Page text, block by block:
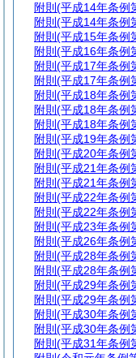
附則 (平成14年条例
附則 (平成14年条例
附則 (平成15年条例
附則 (平成16年条例
附則 (平成17年条例
附則 (平成17年条例
附則 (平成18年条例
附則 (平成18年条例
附則 (平成18年条例
附則 (平成19年条例
附則 (平成20年条例
附則 (平成21年条例
附則 (平成21年条例
附則 (平成22年条例
附則 (平成22年条例
附則 (平成23年条例
附則 (平成26年条例
附則 (平成28年条例
附則 (平成28年条例
附則 (平成29年条例
附則 (平成29年条例
附則 (平成30年条例
附則 (平成30年条例
附則 (平成31年条例